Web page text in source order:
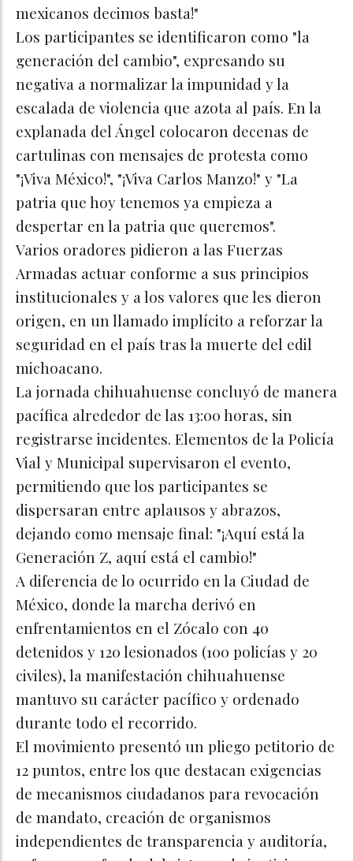
mexicanos decimos basta!"​
Los participantes se identificaron como "la
generación del cambio", expresando su
negativa a normalizar la impunidad y la
escalada de violencia que azota al país. En la
explanada del Ángel colocaron decenas de
cartulinas con mensajes de protesta como
"¡Viva México!", "¡Viva Carlos Manzo!" y "La
patria que hoy tenemos ya empieza a
despertar en la patria que queremos".​
Varios oradores pidieron a las Fuerzas
Armadas actuar conforme a sus principios
institucionales y a los valores que les dieron
origen, en un llamado implícito a reforzar la
seguridad en el país tras la muerte del edil
michoacano.​
La jornada chihuahuense concluyó de manera
pacífica alrededor de las 13:00 horas, sin
registrarse incidentes. Elementos de la Policía
Vial y Municipal supervisaron el evento,
permitiendo que los participantes se
dispersaran entre aplausos y abrazos,
dejando como mensaje final: "¡Aquí está la
Generación Z, aquí está el cambio!"​
A diferencia de lo ocurrido en la Ciudad de
México, donde la marcha derivó en
enfrentamientos en el Zócalo con 40
detenidos y 120 lesionados (100 policías y 20
civiles), la manifestación chihuahuense
mantuvo su carácter pacífico y ordenado
durante todo el recorrido.​
El movimiento presentó un pliego petitorio de
12 puntos, entre los que destacan exigencias
de mecanismos ciudadanos para revocación
de mandato, creación de organismos
independientes de transparencia y auditoría,